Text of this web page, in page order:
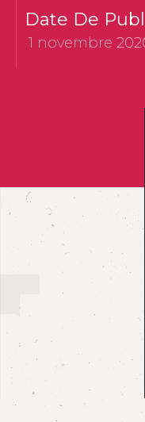
Date De
1 novembre